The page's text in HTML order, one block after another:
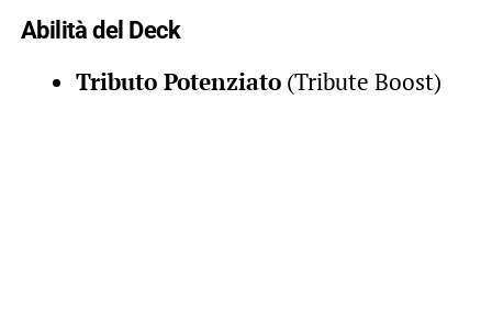
Abilità del Deck
Tributo Potenziato(Tribute Boost)